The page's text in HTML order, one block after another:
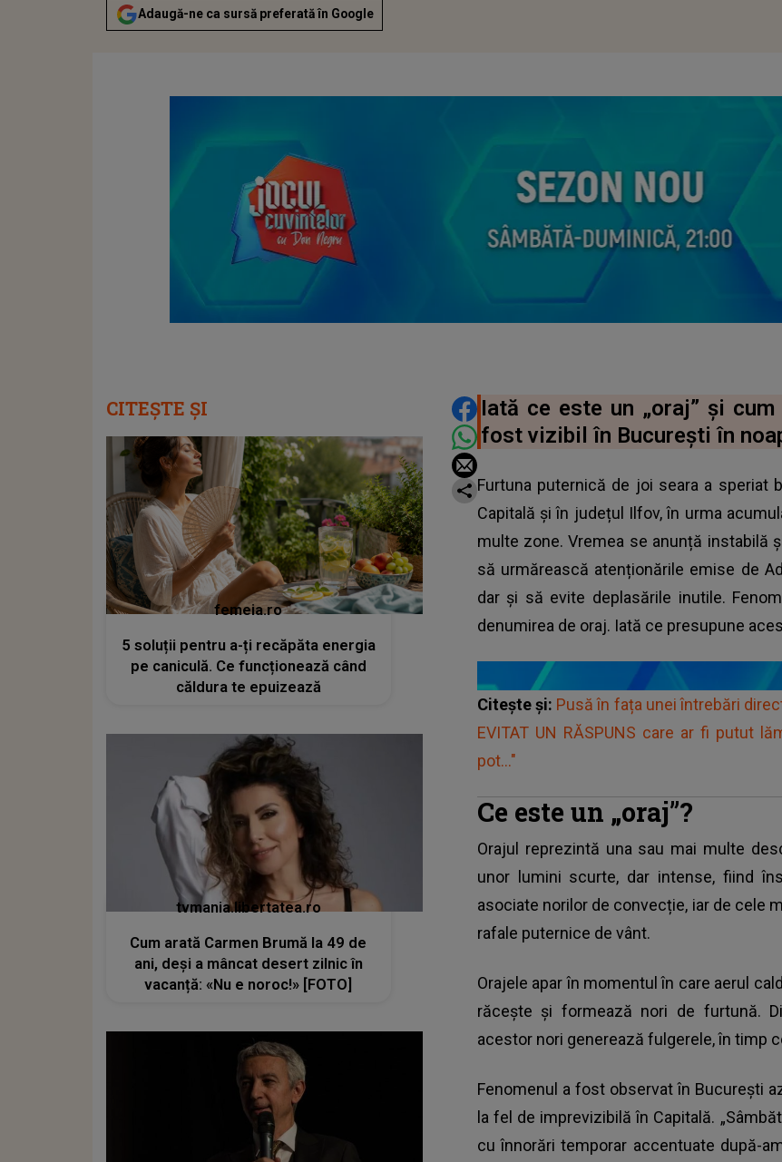
Adaugă-ne ca sursă preferată în Google
DISTRIBUIE ARTICOLUL
Iată ce este un „oraj” și
fost vizibil în București în
Furtuna puternică de joi seara a speriat
Capitală și în județul Ilfov, în urma
multe zone. Vremea se anunță instabilă
să urmărească atenționările emise de
dar și să evite deplasările inutile.
denumirea de oraj. Iată ce presupune
Citește și: Pusă în fața unei întrebări
EVITAT UN RĂSPUNS care ar fi putut
pot..."
Ce este un „oraj”?
Orajul reprezintă una sau mai multe
unor lumini scurte, dar intense, fiind
asociate norilor de convecție, iar de cele
rafale puternice de vânt.
Orajele apar în momentul în care aerul
răcește și formează nori de furtună.
acestor nori generează fulgerele, în timp
Fenomenul a fost observat în București
la fel de imprevizibilă în Capitală.
cu înnorări temporar accentuate după-
CITEȘTE ȘI
femeia.ro
5 soluții pentru a-ți recăpăta energia
pe caniculă. Ce funcționează când
căldura te epuizează
tvmania.libertatea.ro
Cum arată Carmen Brumă la 49 de
ani, deși a mâncat desert zilnic în
vacanță: «Nu e noroc!» [FOTO]